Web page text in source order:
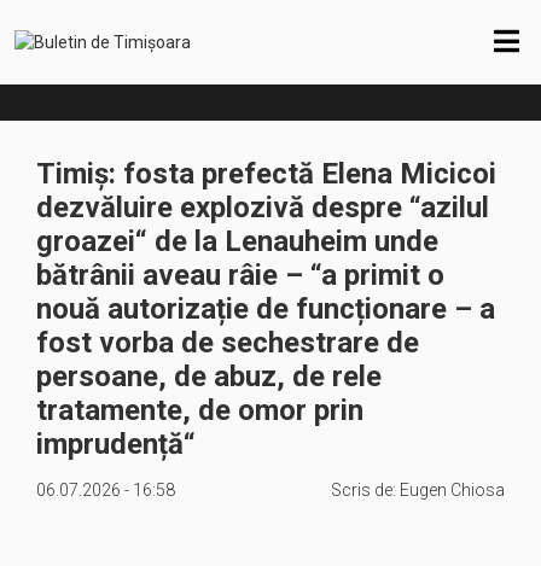
Timiș: fosta prefectă Elena Micicoi
dezvăluire explozivă despre “azilul
groazei“ de la Lenauheim unde
bătrânii aveau râie – “a primit o
nouă autorizație de funcționare – a
fost vorba de sechestrare de
persoane, de abuz, de rele
tratamente, de omor prin
imprudență“
06.07.2026 - 16:58 Scris de: Eugen Chiosa